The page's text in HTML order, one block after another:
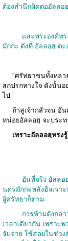
ต้องสำนึกผิดต่ออัลลอ
และพระองค์ทรงท
มักกะ ดังที่ อัลลอฮฺ ตะ
"ศรัทธาชนทั้งหลา
สกปรกทางใจ ดังนั้น
ไป
ถ้าสูเจ้ากลัวจน อัน
หน่อยอัลลอฮฺ จะประ
เพราะอัลลอฮฺทร
อันที่จริง อัลลอฮฺ ท
นครมักกะหลังฮิจเรา
ผู้ศรัทธาก็ตาม
การห้ามดังกล่าวเ
เวลาเดียวกัน เพราะ
จับจ่าย ใช้สอยในช่ว